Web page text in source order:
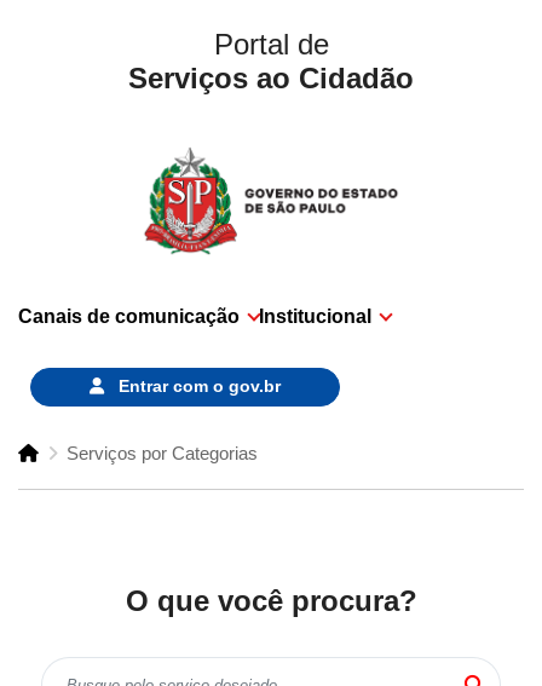
Portal de
Serviços ao Cidadão
Canais de comunicação Institucional
Entrar com o gov.br
Serviços por Categorias
O que você procura?